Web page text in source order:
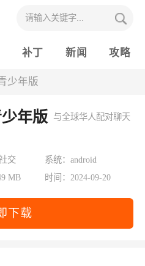
补丁 新闻 攻略
少年版
年版 与全球华人配对聊天
交
系统：android
MB
时间：2024-09-20
下载